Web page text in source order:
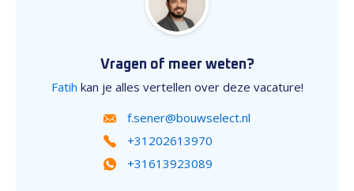
Vragen of meer weten?
Fatih kan je alles vertellen over deze vacature!
f.sener@bouwselect.nl
+31202613970
+31613923089